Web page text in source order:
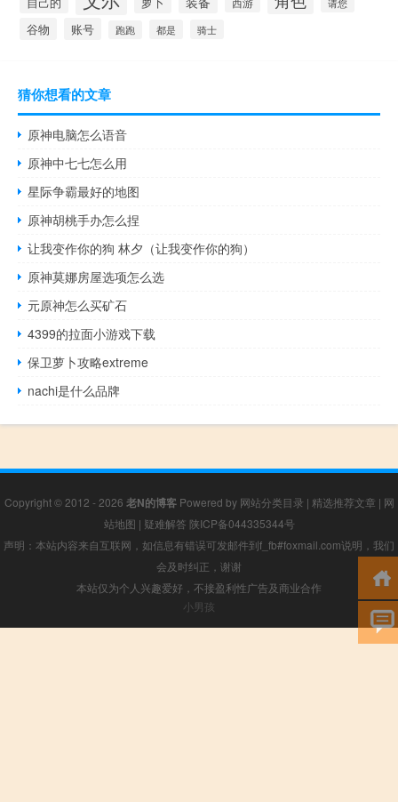
谷物 账号 跑跑 都是 骑士
猜你想看的文章
原神电脑怎么语音
原神中七七怎么用
星际争霸最好的地图
原神胡桃手办怎么捏
让我变作你的狗 林夕（让我变作你的狗）
原神莫娜房屋选项怎么选
元原神怎么买矿石
4399的拉面小游戏下载
保卫萝卜攻略extreme
nachi是什么品牌
Copyright © 2012 - 2026 老N的博客Powered by 网站分类目录 | 精选推荐文章 | 网
站地图 | 疑难解答 陕ICP备044335344号
声明：本站内容来自互联网，如信息有错误可发邮件到f_fb#foxmail.com说明，我们
会及时纠正，谢谢
本站仅为个人兴趣爱好，不接盈利性广告及商业合作
小男孩